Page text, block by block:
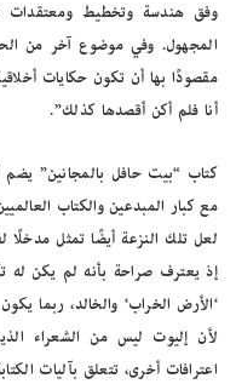
وفق هندسة وتخطيط ومعتقدات
المجهول. وفي موضوع آخر من
مقصودًا بها أن تكون حكايات
أنا فلم أكن أقصدها كذلك”.
كتاب “بيت حافل بالمجانين” يضم
مع كبار المبدعين والكتاب
لعل تلك النزعة أيضًا تمثل
إذ يعترف صراحة بأنه لم يكن له
‘الأرض الخراب‘ والخالد، ربما
لأن إليوت ليس من الشعراء
اعترافات أخرى، تتعلق بآليات